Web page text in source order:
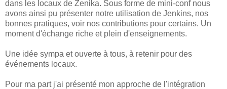
dans les locaux de Zenika. Sous forme de mini-conf nous
avons ainsi pu présenter notre utilisation de Jenkins, nos
bonnes pratiques, voir nos contributions pour certains. Un
moment d'échange riche et plein d'enseignements.
Une idée sympa et ouverte à tous, à retenir pour des
événements locaux.
Pour ma part j'ai présenté mon approche de l'intégration